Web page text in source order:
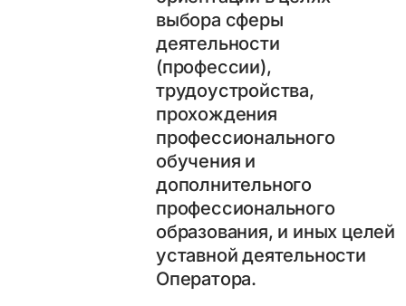
выбора сферы
деятельности
(профессии),
трудоустройства,
прохождения
профессионального
обучения и
дополнительного
профессионального
образования, и иных целей
уставной деятельности
Оператора.